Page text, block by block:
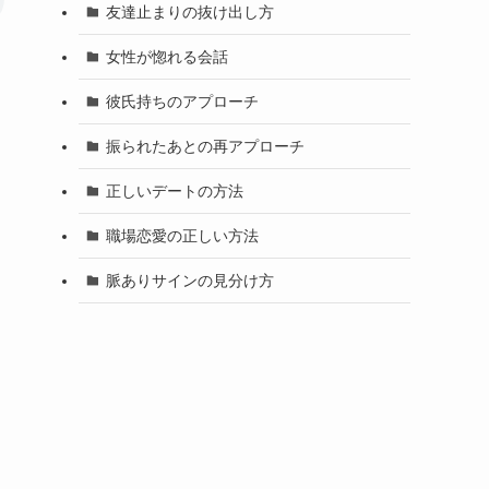
友達止まりの抜け出し方
女性が惚れる会話
彼氏持ちのアプローチ
振られたあとの再アプローチ
正しいデートの方法
職場恋愛の正しい方法
脈ありサインの見分け方